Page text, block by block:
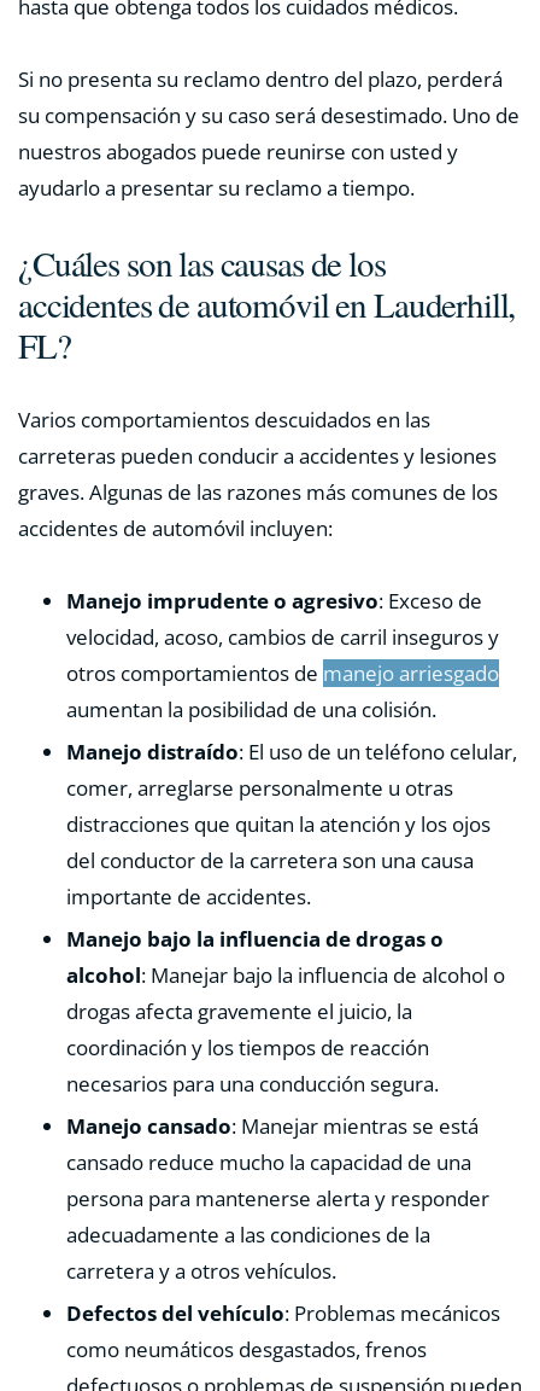
hasta que obtenga todos los cuidados médicos.
Si no presenta su reclamo dentro del plazo, perderá
su compensación y su caso será desestimado. Uno de
nuestros abogados puede reunirse con usted y
ayudarlo a presentar su reclamo a tiempo.
¿Cuáles son las causas de los
accidentes de automóvil en Lauderhill,
FL?
Varios comportamientos descuidados en las
carreteras pueden conducir a accidentes y lesiones
graves. Algunas de las razones más comunes de los
accidentes de automóvil incluyen:
Manejo imprudente o agresivo: Exceso de
velocidad, acoso, cambios de carril inseguros y
otros comportamientos de manejo arriesgado
aumentan la posibilidad de una colisión.
Manejo distraído: El uso de un teléfono celular,
comer, arreglarse personalmente u otras
distracciones que quitan la atención y los ojos
del conductor de la carretera son una causa
importante de accidentes.
Manejo bajo la influencia de drogas o
alcohol: Manejar bajo la influencia de alcohol o
drogas afecta gravemente el juicio, la
coordinación y los tiempos de reacción
necesarios para una conducción segura.
Manejo cansado: Manejar mientras se está
cansado reduce mucho la capacidad de una
persona para mantenerse alerta y responder
adecuadamente a las condiciones de la
carretera y a otros vehículos.
Defectos del vehículo: Problemas mecánicos
como neumáticos desgastados, frenos
defectuosos o problemas de suspensión pueden